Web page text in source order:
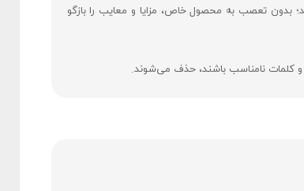
بدون تعصب به محصول خاص، مزایا و معایب را بازگو
و کلمات نامناسب باشند، حذف می‌شوند.